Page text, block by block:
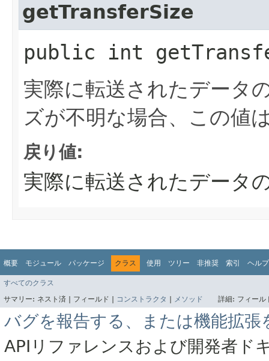
getTransferSize
public int
実際に転送されたデータ
ズが不明な場合、この値
戻り値:
実際に転送されたデータ
概要 モジュール パッケージ クラス 使用 ツリー 非推奨 索引 ヘルプ
すべてのクラス
サマリー: ネスト済 | フィールド | コンストラクタ メソッド 詳細: フィー
バグを報告する、または機能拡張
APIリファレンスおよび開発者ド